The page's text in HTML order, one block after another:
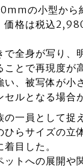
の小型から
価格は税込
で全身が写り、
ことで再現度が
い、被写体が小
ルとなる場合
の一員として捉
ひらサイズの立
目した。
ットへの展開や